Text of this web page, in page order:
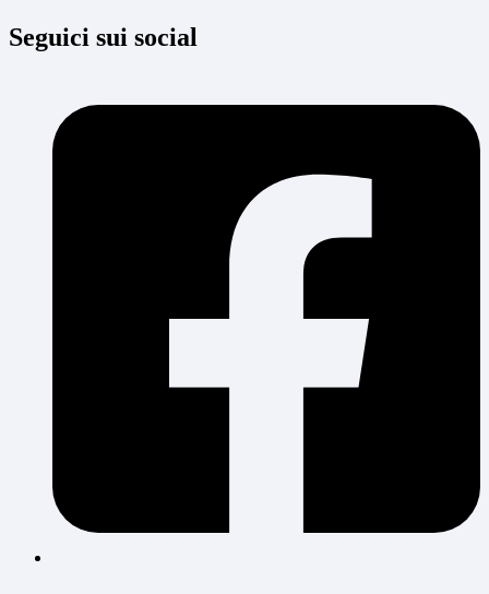
Seguici sui social